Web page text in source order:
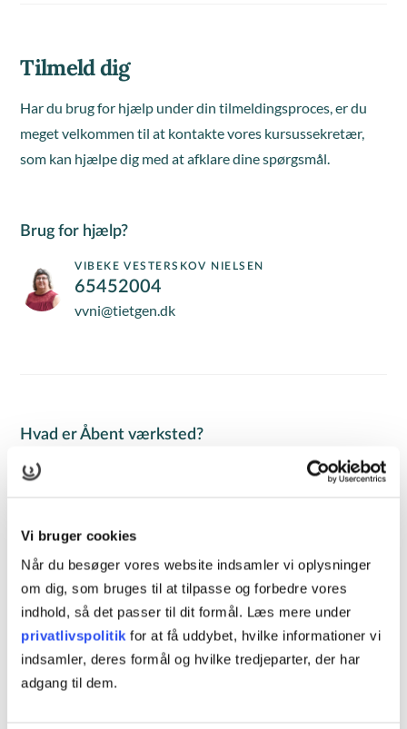
Vi bruger cookies
Når du besøger vores website indsamler vi oplysninger
om dig, som bruges til at tilpasse og forbedre vores
indhold, så det passer til dit formål. Læs mere under
privatlivspolitik for at få uddybet, hvilke informationer vi
indsamler, deres formål og hvilke tredjeparter, der har
adgang til dem.
Tilmeld dig
Har du brug for hjælp under din tilmeldingsproces, er du
meget velkommen til at kontakte vores kursussekretær,
som kan hjælpe dig med at afklare dine spørgsmål.
Brug for hjælp?
VIBEKE VESTERSKOV NIELSEN
65452004
vvni@tietgen.dk
Hvad er Åbent værksted?
Kurser i Åbent værksted er selvstudie, hvor du arbejder
selv med kursets materiale på vores kursuscenter i det
torsdag i tidsrummet kl. 8.00-15.30. Tilmelding skal ske
senest to hverdage før kursusstart.
Læs mere
Hvad er onlineundervisning?
På vores onlinekurser arbejder du selvstændigt med